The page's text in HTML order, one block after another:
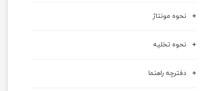
نحوه مونتاژ
نحوه تخلیه
دفترچه راهنما